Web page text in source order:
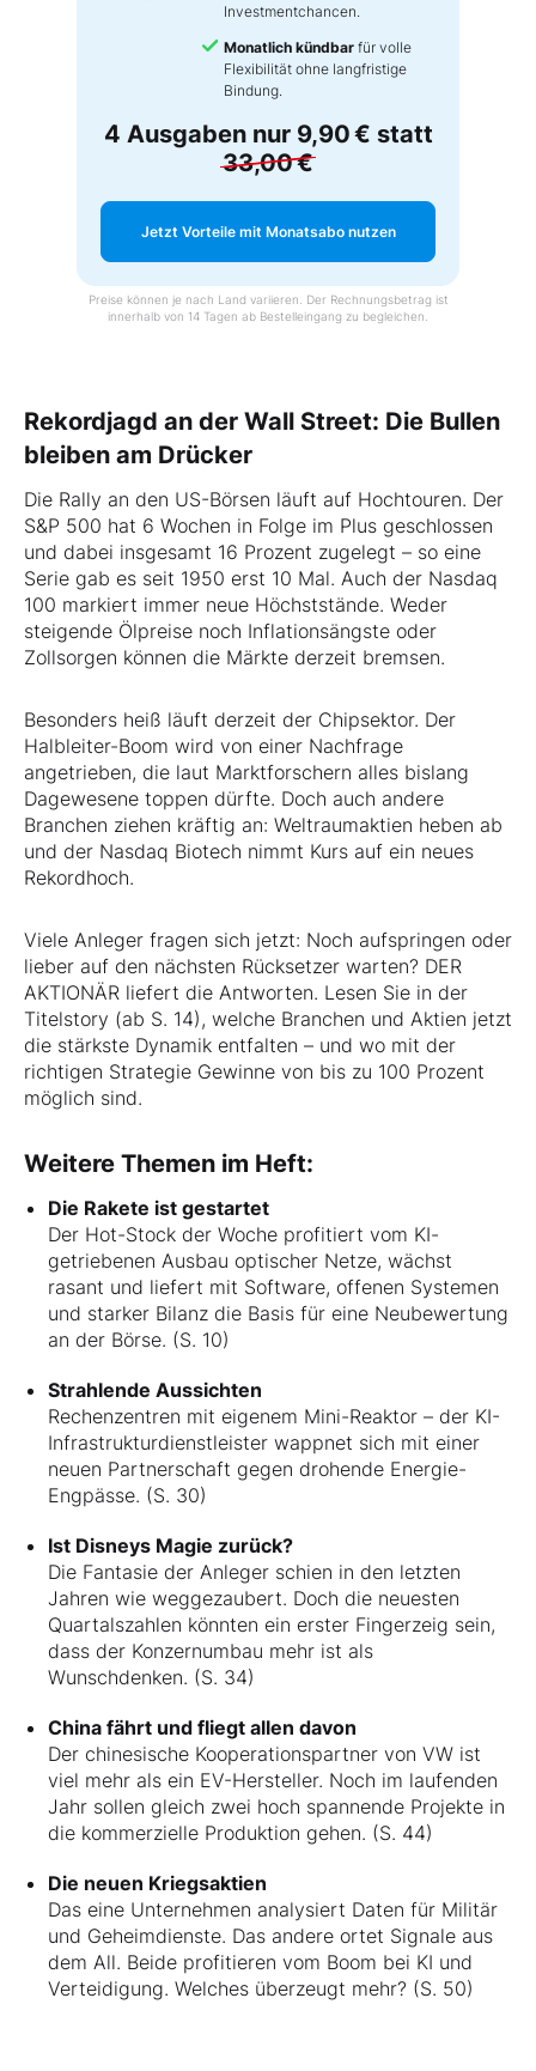
Investmentchancen.
Monatlich kündbar für volle
Flexibilität ohne langfristige
Bindung.
4 Ausgaben nur 9,90 € statt
33,00 €
Jetzt Vorteile mit Monatsabo nutzen
Preise können je nach Land variieren. Der Rechnungsbetrag ist
innerhalb von 14 Tagen ab Bestelleingang zu begleichen.
Rekordjagd an der Wall Street: Die Bullen
bleiben am Drücker
Die Rally an den US-Börsen läuft auf Hochtouren. Der
S&P 500 hat 6 Wochen in Folge im Plus geschlossen
und dabei insgesamt 16 Prozent zugelegt – so eine
Serie gab es seit 1950 erst 10 Mal. Auch der Nasdaq
100 markiert immer neue Höchststände. Weder
steigende Ölpreise noch Inflationsängste oder
Zollsorgen können die Märkte derzeit bremsen.
Besonders heiß läuft derzeit der Chipsektor. Der
Halbleiter-Boom wird von einer Nachfrage
angetrieben, die laut Marktforschern alles bislang
Dagewesene toppen dürfte. Doch auch andere
Branchen ziehen kräftig an: Weltraumaktien heben ab
und der Nasdaq Biotech nimmt Kurs auf ein neues
Rekordhoch.
Viele Anleger fragen sich jetzt: Noch aufspringen oder
lieber auf den nächsten Rücksetzer warten? DER
AKTIONÄR liefert die Antworten. Lesen Sie in der
Titelstory (ab S. 14), welche Branchen und Aktien jetzt
die stärkste Dynamik entfalten – und wo mit der
richtigen Strategie Gewinne von bis zu 100 Prozent
möglich sind.
Weitere Themen im Heft:
Die Rakete ist gestartet
Der Hot-Stock der Woche profitiert vom KI-
getriebenen Ausbau optischer Netze, wächst
rasant und liefert mit Software, offenen Systemen
und starker Bilanz die Basis für eine Neubewertung
an der Börse. (S. 10)
Strahlende Aussichten
Rechenzentren mit eigenem Mini-Reaktor – der KI-
Infrastrukturdienstleister wappnet sich mit einer
neuen Partnerschaft gegen drohende Energie-
Engpässe. (S. 30)
Ist Disneys Magie zurück?
Die Fantasie der Anleger schien in den letzten
Jahren wie weggezaubert. Doch die neuesten
Quartalszahlen könnten ein erster Fingerzeig sein,
dass der Konzernumbau mehr ist als
Wunschdenken. (S. 34)
China fährt und fliegt allen davon
Der chinesische Kooperationspartner von VW ist
viel mehr als ein EV-Hersteller. Noch im laufenden
Jahr sollen gleich zwei hoch spannende Projekte in
die kommerzielle Produktion gehen. (S. 44)
Die neuen Kriegsaktien
Das eine Unternehmen analysiert Daten für Militär
und Geheimdienste. Das andere ortet Signale aus
dem All. Beide profitieren vom Boom bei KI und
Verteidigung. Welches überzeugt mehr? (S. 50)